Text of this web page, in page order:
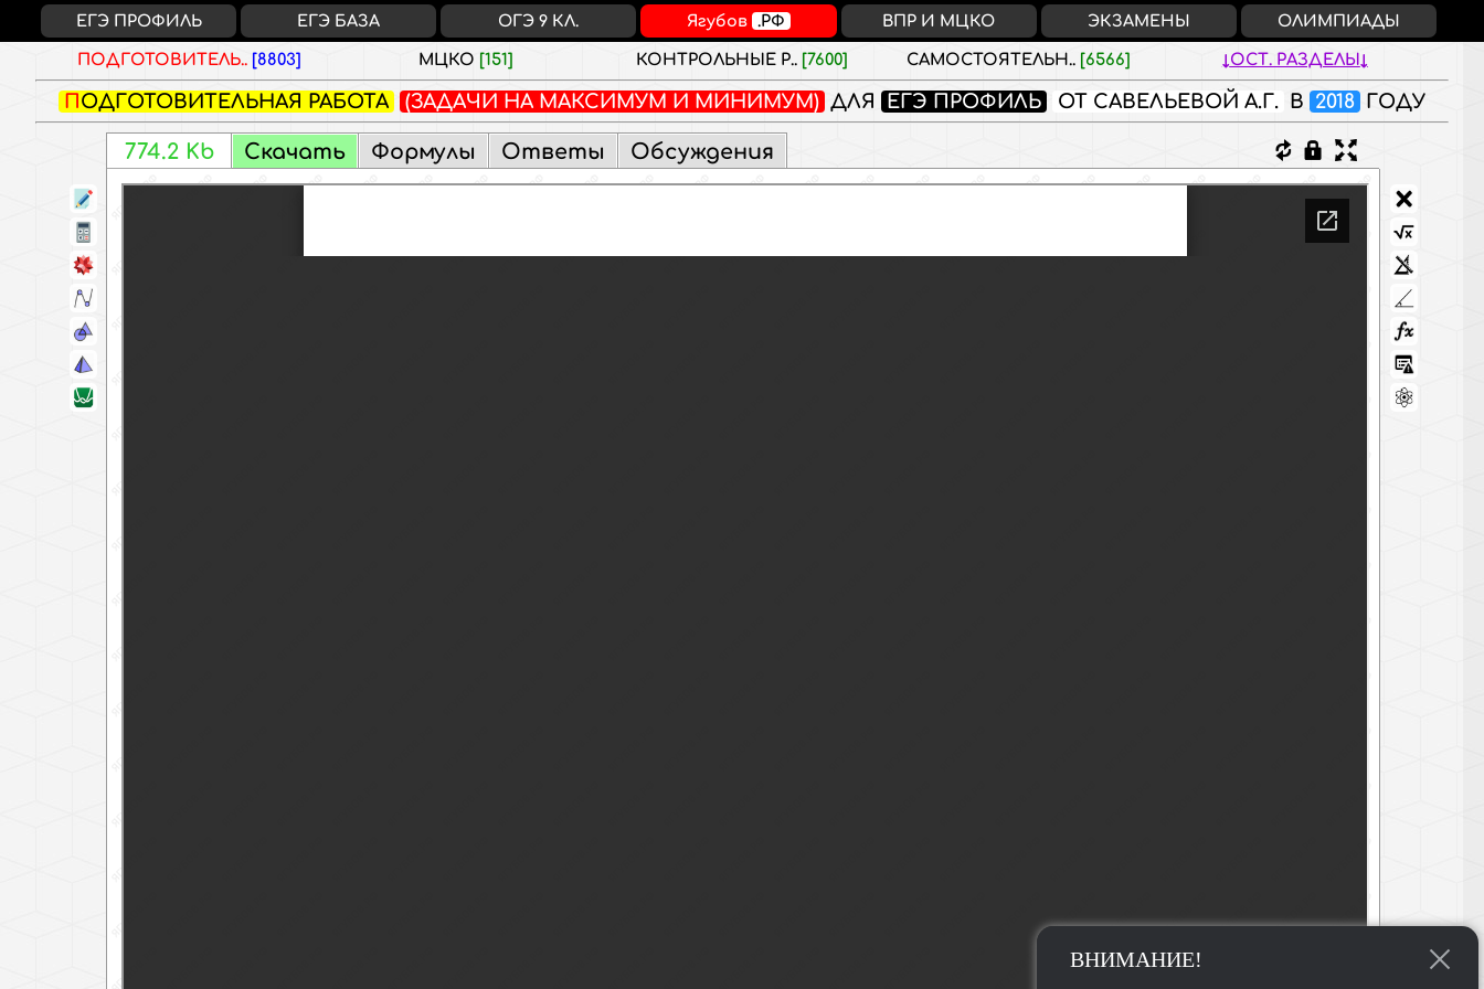
ВНИМАНИЕ!
ПОДГОТОВИТЕЛЬ.. [8803] МЦКО [151] КОНТРОЛЬНЫЕ Р.. [7600] САМОСТОЯТЕЛЬН.. [6566] ОСТ. РАЗДЕЛЫ
ПОДГОТОВИТЕЛЬНАЯ РАБОТА (ЗАДАЧИ НА МАКСИМУМ И МИНИМУМ) ДЛЯ ЕГЭ ПРОФИЛЬ ОТ САВЕЛЬЕВОЙ А.Г. В 2018 ГОДУ
774.2 Kb Скачать Формулы Ответы Обсуждения
ЕГЭ ПРОФИЛЬ ЕГЭ БАЗА ОГЭ 9 КЛ. Ягубов .РФ ВПР И МЦКО ЭКЗАМЕНЫ ОЛИМПИАДЫ